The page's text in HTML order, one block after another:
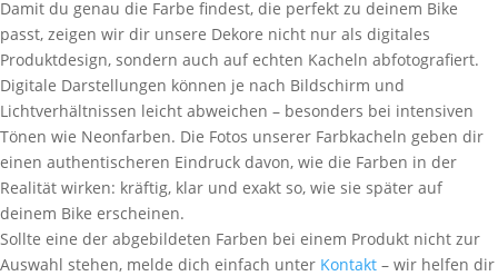
Damit du genau die Farbe findest, die perfekt zu deinem Bike
passt, zeigen wir dir unsere Dekore nicht nur als digitales
Produktdesign, sondern auch auf echten Kacheln abfotografiert.
Digitale Darstellungen können je nach Bildschirm und
Lichtverhältnissen leicht abweichen – besonders bei intensiven
Tönen wie Neonfarben. Die Fotos unserer Farbkacheln geben dir
einen authentischeren Eindruck davon, wie die Farben in der
Realität wirken: kräftig, klar und exakt so, wie sie später auf
deinem Bike erscheinen.
Sollte eine der abgebildeten Farben bei einem Produkt nicht zur
Auswahl stehen, melde dich einfach unter Kontakt – wir helfen dir